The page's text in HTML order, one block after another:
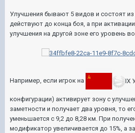
Улучшения бывают 5 видов и состоят из
действуют до конца боя, а при
улучшения на другой зоне его уровень
Например, если игрок на IX
конфигурации) активирует зону с
заметности и получает два уровня, то
уменьшается c 9,2 до 8,28 км. При
модификатор увеличивается до 15%, а